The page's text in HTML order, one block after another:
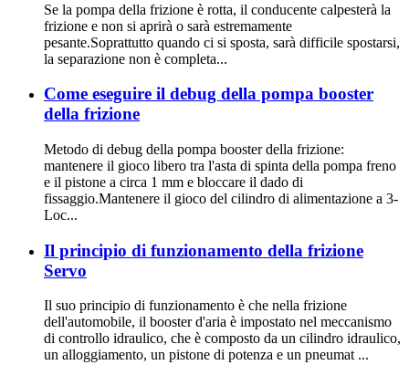
Se la pompa della frizione è rotta, il conducente calpesterà la
frizione e non si aprirà o sarà estremamente
pesante.Soprattutto quando ci si sposta, sarà difficile spostarsi,
la separazione non è completa...
Come eseguire il debug della pompa booster
della frizione
Metodo di debug della pompa booster della frizione:
mantenere il gioco libero tra l'asta di spinta della pompa freno
e il pistone a circa 1 mm e bloccare il dado di
fissaggio.Mantenere il gioco del cilindro di alimentazione a 3-
Loc...
Il principio di funzionamento della frizione
Servo
Il suo principio di funzionamento è che nella frizione
dell'automobile, il booster d'aria è impostato nel meccanismo
di controllo idraulico, che è composto da un cilindro idraulico,
un alloggiamento, un pistone di potenza e un pneumat ...